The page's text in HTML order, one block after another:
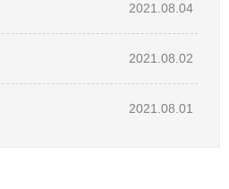
2021.08.04
2021.08.02
2021.08.01